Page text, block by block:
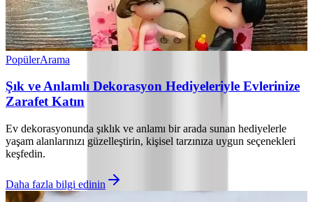
PopülerArama
Şık ve Anlamlı Dekorasyon Hediyeleriyle Evlerinize
Zarafet Katın
Ev dekorasyonunda şıklık ve anlamı bir arada sunan hediyelerle
yaşam alanlarınızı güzelleştirin, kişisel tarzınıza uygun seçenekleri
keşfedin.
Daha fazla bilgi edinin